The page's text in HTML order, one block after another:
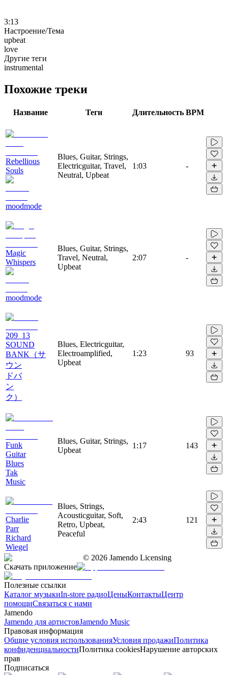
3:13
Настроение/Тема
upbeat
love
Другие теги
instrumental
Похожие треки
Название Теги Длительность BPM
Rebellious
Souls
moodmode
Blues, Guitar, Strings,
Electricguitar, Travel,
Neutral, Upbeat
1:03 -
Magic
Whispers
moodmode
Blues, Guitar, Strings,
Travel, Neutral,
Upbeat
2:07 -
209_13
SOUND
BANK（サ
ウン
ドバ
ン
ク）
Blues, Electricguitar,
Electroamplified,
Upbeat
1:23 93
Funk
Guitar
Blues
Tak
Music
Blues, Guitar, Strings,
Upbeat
1:17 143
Charlie
Parr
Richard
Wiegel
Blues, Strings,
Acousticguitar, Soft,
Retro, Upbeat,
Peaceful
2:43 121
© 2026 Jamendo Licensing
Скачать приложение
Полезные ссылки
Каталог музыкиIn-store радиоЦеныКонтактыЦентр
помощиСвязаться с нами
Jamendo
Jamendo для артистовJamendo Music
Правовая информация
Общие условия использованияУсловия продажиПолитика
конфиденциальностиПолитика cookiesНарушение авторских
прав
Подписаться